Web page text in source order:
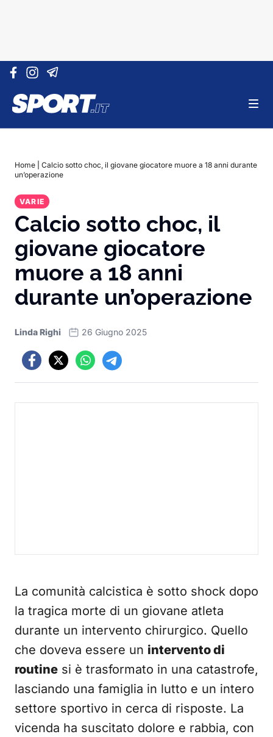
Vai al contenuto
Home
Calcio sotto choc, il giovane giocatore muore a 18 anni durante
un’operazione
VARIE
Calcio sotto choc, il
giovane giocatore
muore a 18 anni
durante un’operazione
Linda Righi 26 Giugno 2025
La comunità calcistica è sotto shock dopo
la tragica morte di un giovane atleta
durante un intervento chirurgico. Quello
che doveva essere un intervento di
routine si è trasformato in una catastrofe,
lasciando una famiglia in lutto e un intero
settore sportivo in cerca di risposte. La
vicenda ha suscitato dolore e rabbia, con